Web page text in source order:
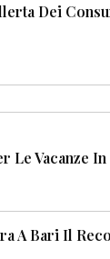
Dei
Le Vacanze In
A Bari Il